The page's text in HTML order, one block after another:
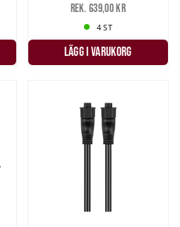
Rek. 639,00 kr
4 ST
LÄGG I VARUKORG